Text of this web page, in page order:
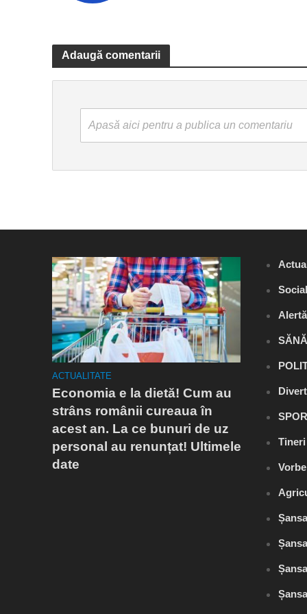
Adaugă comentarii
Apasă aici pentru a publica un comentariu
ACTUALITATE
Economia e la dietă! Cum au
strâns românii cureaua în
acest an. La ce bunuri de uz
personal au renunțat! Ultimele
date
Slănic
spun
Social